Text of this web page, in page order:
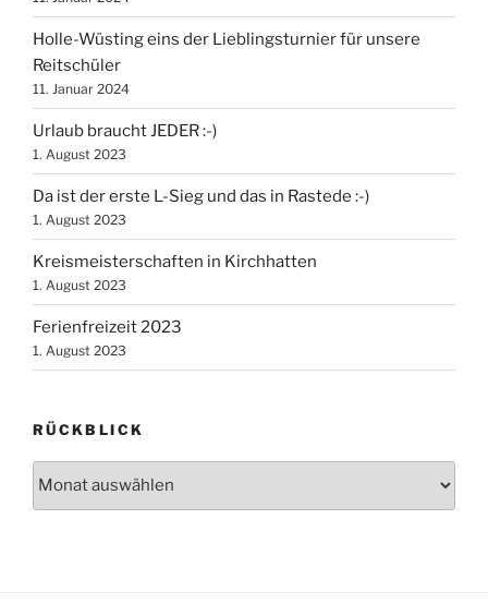
Holle-Wüsting eins der Lieblingsturnier für unsere
Reitschüler
11. Januar 2024
Urlaub braucht JEDER :-)
1. August 2023
Da ist der erste L-Sieg und das in Rastede :-)
1. August 2023
Kreismeisterschaften in Kirchhatten
1. August 2023
Ferienfreizeit 2023
1. August 2023
RÜCKBLICK